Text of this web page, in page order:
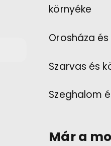
környéke
Orosháza
Szarvas és
Szeghalom
Már a